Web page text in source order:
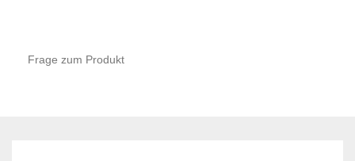
Frage zum Produkt